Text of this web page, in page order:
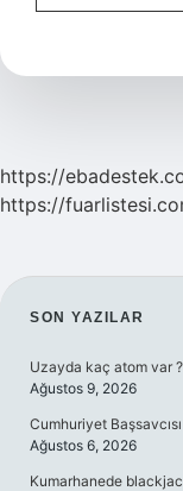
https://
https://
SON YAZILAR
Uzayda kaç atom var ?
Ağustos 9, 2026
Cumhuriyet
Ağustos 6, 2026
Kumarhanede